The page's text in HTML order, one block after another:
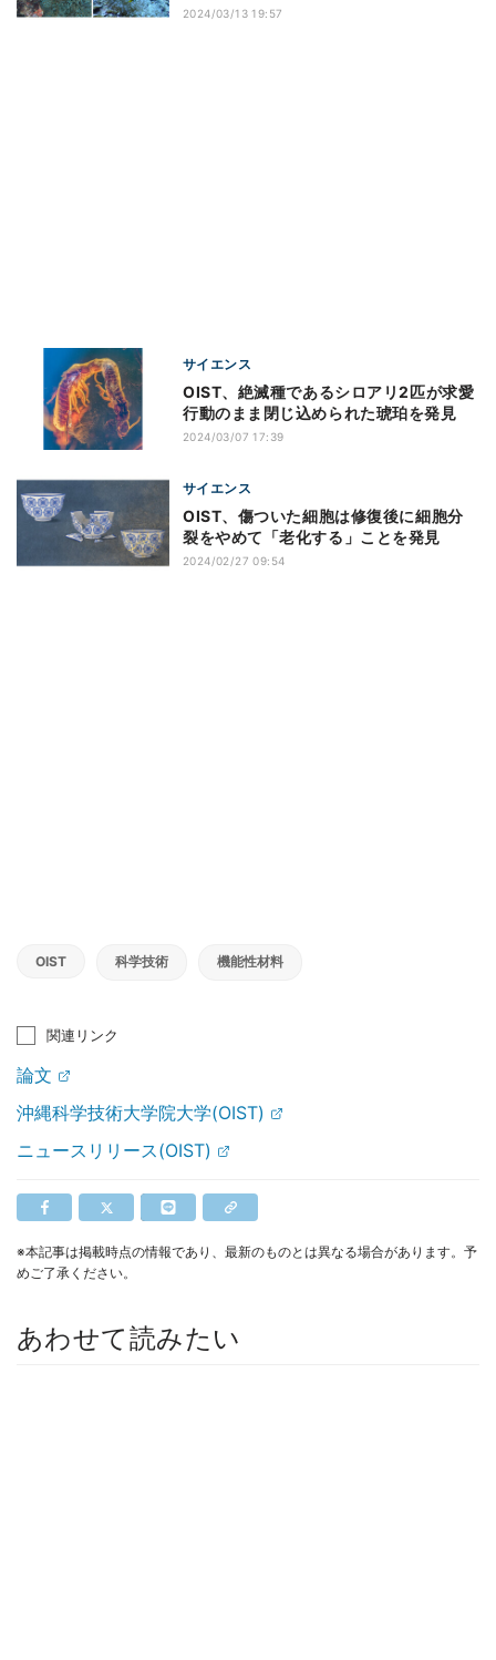
2024/03/13 19:57
サイエンス
OIST、絶滅種であるシロアリ2匹が求愛
行動のまま閉じ込められた琥珀を発見
2024/03/07 17:39
サイエンス
OIST、傷ついた細胞は修復後に細胞分
裂をやめて「老化する」ことを発見
2024/02/27 09:54
OIST 科学技術 機能性材料
関連リンク
論文
沖縄科学技術大学院大学(OIST)
ニュースリリース(OIST)
※本記事は掲載時点の情報であり、最新のものとは異なる場合があります。予
めご了承ください。
あわせて読みたい